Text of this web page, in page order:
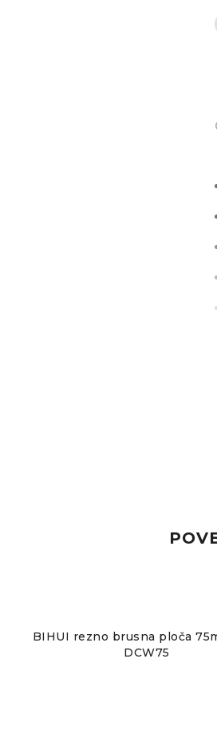
BIHUI rezno brusna ploča
DCW75